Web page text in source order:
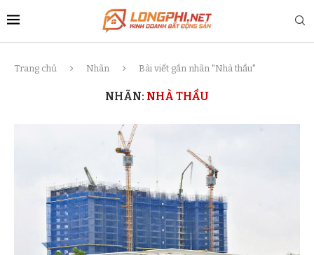
Trang chủ Nhãn Bài viết gắn nhãn "Nhà thầu"
NHÃN: NHÀ THẦU